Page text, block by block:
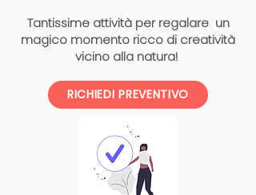
Tantissime attività per regalare un
magico momento ricco di creatività
vicino alla natura!
RICHIEDI PREVENTIVO